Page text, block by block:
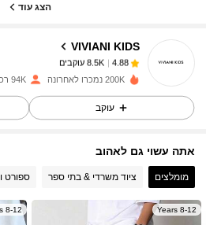
הצג עוד
VIVIANI KIDS
4.88 8.5K עוקבים
8.5K עוקבים
4.88
200K נמכרו לאחרונה 94K רכישה חוזרת
עוקב
אתה עשוי גם לאהוב
מומלצים ציוד משרדי & בתי ספר ספורט
8-12 Years
8-12 Years